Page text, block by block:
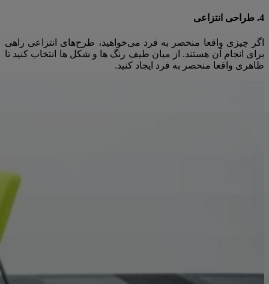
4. طراحی انتزاعی
اگر چیزی واقعا منحصر به فرد می‌خواهید، طرح‌های انتزاعی راهی
برای انجام آن هستند. از میان طیف رنگ ها و شکل ها انتخاب کنید تا
ظاهری واقعا منحصر به فرد ایجاد کنید.